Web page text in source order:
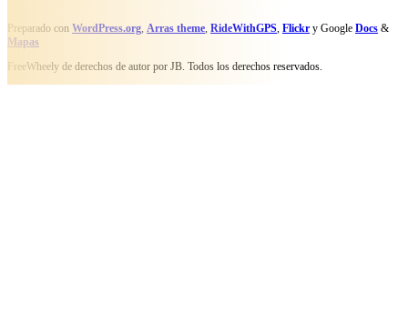
Preparado con WordPress.org Arras theme RideWithGPS Flickr y Google Docs &
Mapas
FreeWheely de derechos de autor por JB. Todos los derechos reservados.